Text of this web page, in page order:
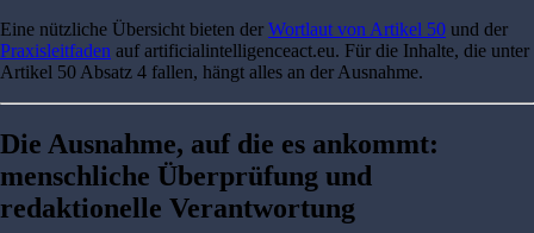
Eine nützliche Übersicht bieten der Wortlaut von Artikel 50 und der
Praxisleitfaden auf artificialintelligenceact.eu. Für die Inhalte, die unter
Artikel 50 Absatz 4 fallen, hängt alles an der Ausnahme.
Die Ausnahme, auf die es ankommt:
menschliche Überprüfung und
redaktionelle Verantwortung